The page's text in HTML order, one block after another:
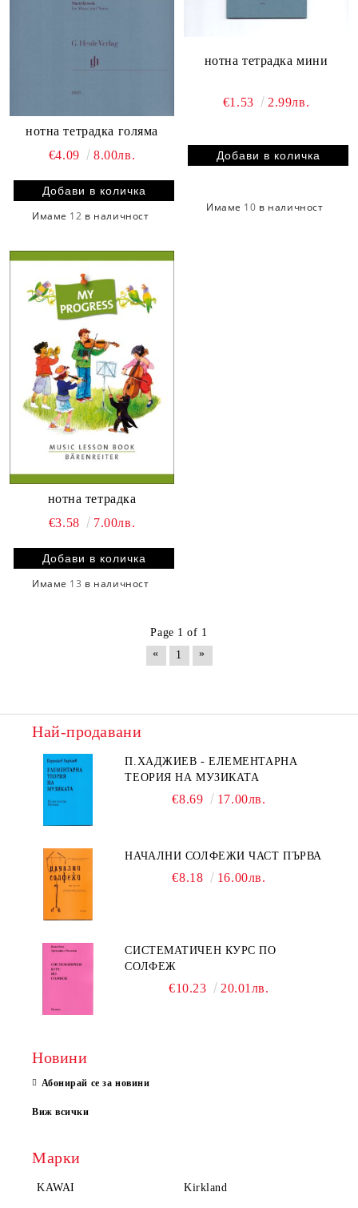
нотна тетрадка голяма
€4.09
8.00лв.
Имаме 12 в наличност
нотна тетрадка мини
€1.53 2.99лв.
Имаме 10 в наличност
нотна тетрадка
€3.58
7.00лв.
Имаме 13 в наличност
Page 1 of 1
«
1 »
Най-продавани
П.ХАДЖИЕВ - ЕЛЕМЕНТАРНА
ТЕОРИЯ НА МУЗИКАТА
€8.69 17.00лв.
НАЧАЛНИ СОЛФЕЖИ ЧАСТ ПЪРВА
€8.18 16.00лв.
СИСТЕМАТИЧЕН КУРС ПО
СОЛФЕЖ
€10.23 20.01лв.
Новини
Абонирай се за новини
Виж всички
Марки
KAWAI Kirkland